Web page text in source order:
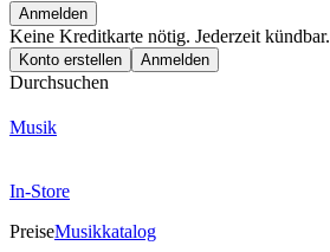
Anmelden
Keine Kreditkarte nötig. Jederzeit kündbar.
Konto erstellen Anmelden
Durchsuchen
Musik
In-Store
PreiseMusikkatalog